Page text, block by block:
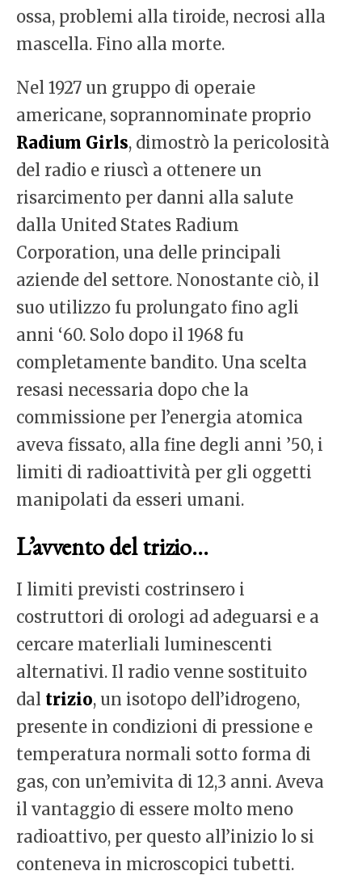
ossa, problemi alla tiroide, necrosi alla
mascella. Fino alla morte.
Nel 1927 un gruppo di operaie
americane, soprannominate proprio
Radium Girls, dimostrò la pericolosità
del radio e riuscì a ottenere un
risarcimento per danni alla salute
dalla United States Radium
Corporation, una delle principali
aziende del settore. Nonostante ciò, il
suo utilizzo fu prolungato fino agli
anni ‘60. Solo dopo il 1968 fu
completamente bandito. Una scelta
resasi necessaria dopo che la
commissione per l’energia atomica
aveva fissato, alla fine degli anni ’50, i
limiti di radioattività per gli oggetti
manipolati da esseri umani.
L’avvento del trizio…
I limiti previsti costrinsero i
costruttori di orologi ad adeguarsi e a
cercare materliali luminescenti
alternativi. Il radio venne sostituito
dal trizio, un isotopo dell’idrogeno,
presente in condizioni di pressione e
temperatura normali sotto forma di
gas, con un’emivita di 12,3 anni. Aveva
il vantaggio di essere molto meno
radioattivo, per questo all’inizio lo si
conteneva in microscopici tubetti.